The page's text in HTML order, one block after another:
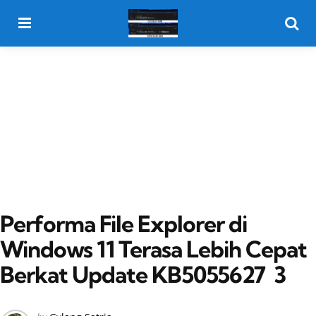
Performa File Explorer di
Windows 11 Terasa Lebih Cepat
Berkat Update KB5055627 3